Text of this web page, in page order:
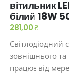
до
початку
галереї
вітильник
білий 18W
281,00 ₴
Світлодіодний
зовнішнього та
працює від